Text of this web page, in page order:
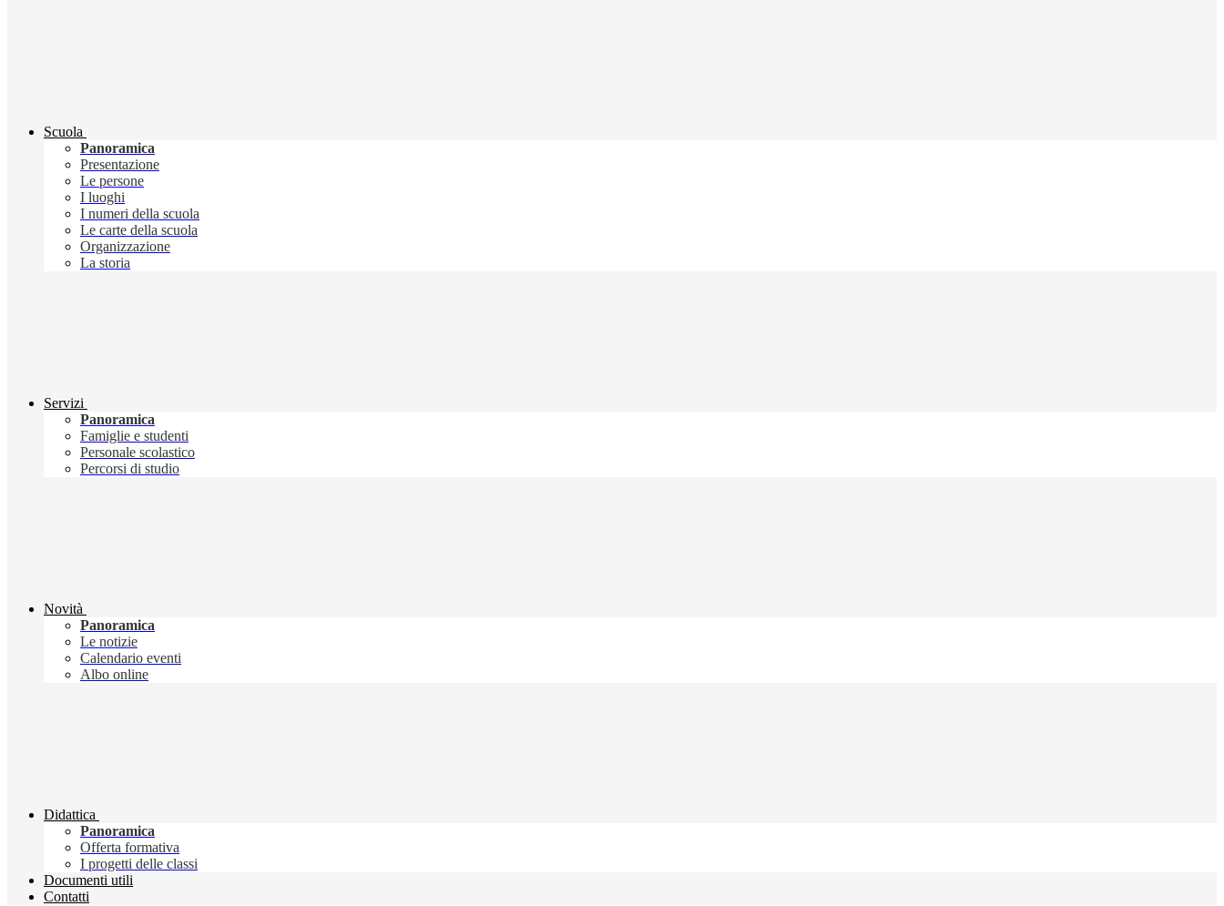
Scuola
Panoramica
Presentazione
Le persone
I luoghi
I numeri della scuola
Le carte della scuola
Organizzazione
La storia
Servizi
Panoramica
Famiglie e studenti
Personale scolastico
Percorsi di studio
Novità
Panoramica
Le notizie
Calendario eventi
Albo online
Didattica
Panoramica
Offerta formativa
I progetti delle classi
Documenti utili
Contatti